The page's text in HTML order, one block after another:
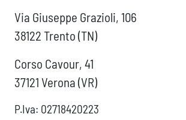
Via Giuseppe Grazioli, 106
38122 Trento (TN)
Corso Cavour, 41
37121 Verona (VR)
P.Iva: 02718420223